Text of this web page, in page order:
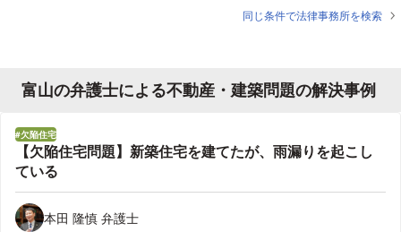
同じ条件で法律事務所を検索
富山の弁護士による不動産・建築問題の解決事例
欠陥住宅
【欠陥住宅問題】新築住宅を建てたが、雨漏りを起こし
ている
本田 隆慎 弁護士